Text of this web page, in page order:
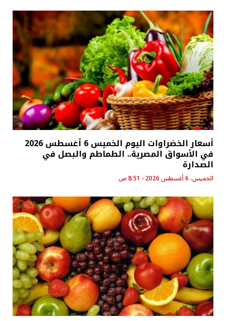
أسعار الخضراوات اليوم الخميس 6 أغسطس 2026
في الأسواق المصرية.. الطماطم والبصل في
الصدارة
الخميس، 6 أغسطس 2026 - 8:51 ص